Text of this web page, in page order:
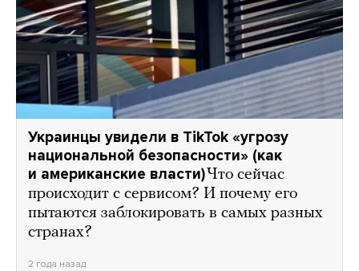
Украинцы увидели в TikTok «угрозу
национальной безопасности» (как
и американские власти)Что сейчас
происходит с сервисом? И почему его
пытаются заблокировать в самых разных
странах?
2 года назад